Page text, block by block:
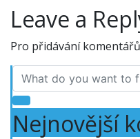
Leave a
Pro přidávání
Nejnovější